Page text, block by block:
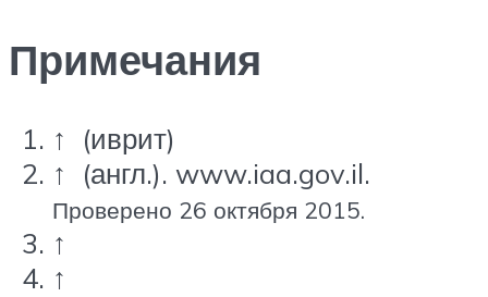
Примечания
↑ (иврит)
↑ (англ.). www.iaa.gov.il.
Проверено 26 октября 2015.
↑
↑